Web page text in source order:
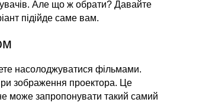
Але що ж обрати? Давайте
підійде саме вам.
насолоджуватися фільмами.
зображення проектора. Це
може запропонувати такий самий